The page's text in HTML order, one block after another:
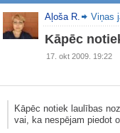
Aļoša R. Viņas
Kāpēc
17. okt 2009. 19:22
Kāpēc notiek laulības
vai, ka nespējam piedot